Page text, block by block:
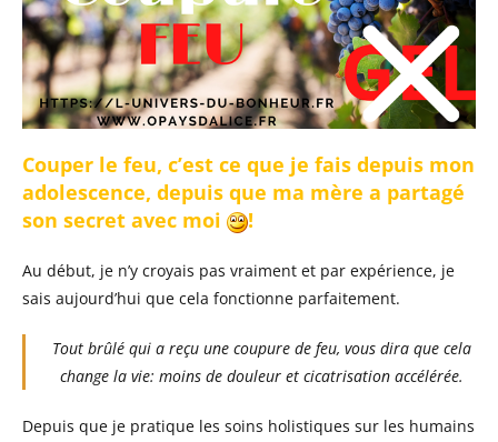
Couper le feu, c’est ce que je fais depuis mon
adolescence, depuis que ma mère a partagé
son secret avec moi
!
Au début, je n’y croyais pas vraiment et par expérience, je
sais aujourd’hui que cela fonctionne parfaitement.
Tout brûlé qui a reçu une coupure de feu, vous dira que cela
change la vie: moins de douleur et cicatrisation accélérée.
Depuis que je pratique les soins holistiques sur les humains